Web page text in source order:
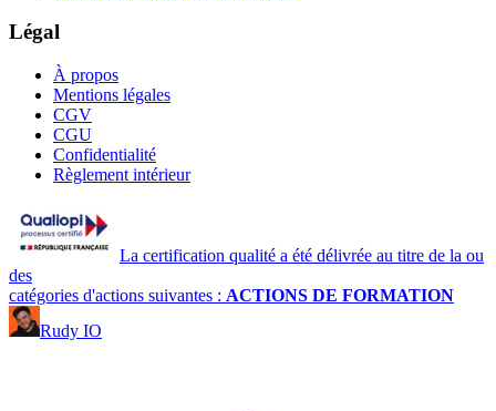
Légal
À propos
Mentions légales
CGV
CGU
Confidentialité
Règlement intérieur
La certification qualité a été délivrée au titre de la ou
des
catégories d'actions suivantes : ACTIONS DE FORMATION
Rudy IO